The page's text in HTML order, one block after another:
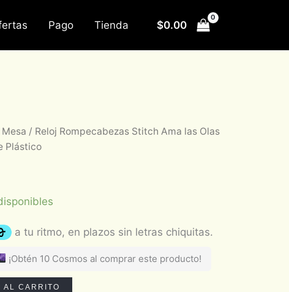
Pago Tienda $0.00
/ Reloj Rompecabezas Stitch Ama las Olas
Plástico
¡Obtén 10 Cosmos al comprar este producto!
AL CARRITO